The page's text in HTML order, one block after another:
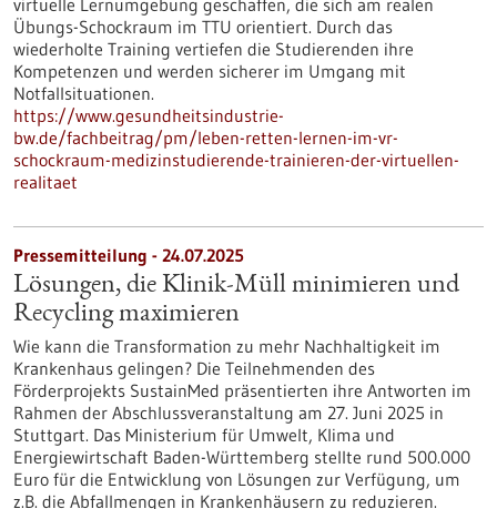
virtuelle Lernumgebung geschaffen, die sich am realen
Übungs-Schockraum im TTU orientiert. Durch das
wiederholte Training vertiefen die Studierenden ihre
Kompetenzen und werden sicherer im Umgang mit
Notfallsituationen.
https://www.gesundheitsindustrie-
bw.de/fachbeitrag/pm/leben-retten-lernen-im-vr-
schockraum-medizinstudierende-trainieren-der-virtuellen-
realitaet
Pressemitteilung - 24.07.2025
Lösungen, die Klinik-Müll minimieren und
Recycling maximieren
Wie kann die Transformation zu mehr Nachhaltigkeit im
Krankenhaus gelingen? Die Teilnehmenden des
Förderprojekts SustainMed präsentierten ihre Antworten im
Rahmen der Abschlussveranstaltung am 27. Juni 2025 in
Stuttgart. Das Ministerium für Umwelt, Klima und
Energiewirtschaft Baden-Württemberg stellte rund 500.000
Euro für die Entwicklung von Lösungen zur Verfügung, um
z.B. die Abfallmengen in Krankenhäusern zu reduzieren.